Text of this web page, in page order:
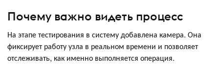
Почему важно видеть процесс
На этапе тестирования в систему добавлена камера. Она
фиксирует работу узла в реальном времени и позволяет
отслеживать, как именно выполняется операция.